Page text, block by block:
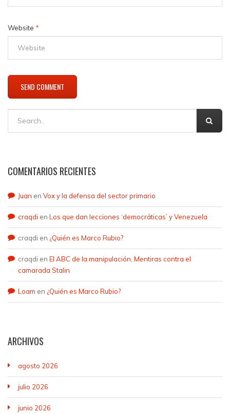
Website *
COMENTARIOS RECIENTES
Juan en Vox y la defensa del sector primario
craqdi en Los que dan lecciones ‘democráticas’ y Venezuela
craqdi en ¿Quién es Marco Rubio?
craqdi en El ABC de la manipulación. Mentiras contra el
camarada Stalin
Loam en ¿Quién es Marco Rubio?
ARCHIVOS
agosto 2026
julio 2026
junio 2026